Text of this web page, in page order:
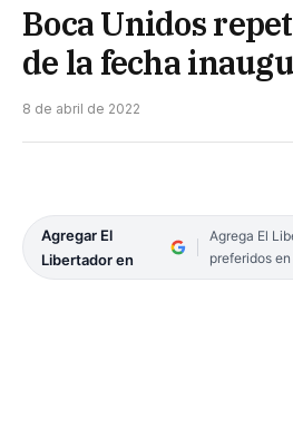
Boca Unidos
de la fecha
8 de abril de 2022
Agregar El
Libertador en
Agrega El
preferidos